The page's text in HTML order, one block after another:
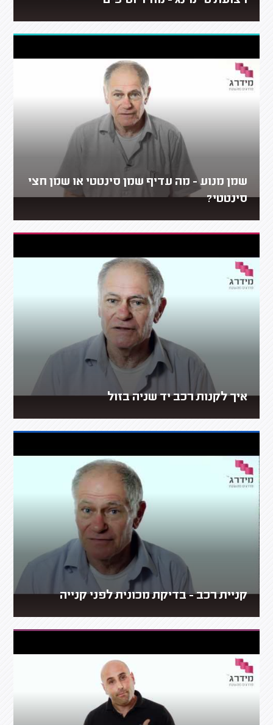
שמן מנוע - מה עדיף שמן סינטטי או שמן חצי
סינטטי?
איך לקנות רכב יד שניה בזול
קניית רכב - בדיקת מכונית לפני קנייה